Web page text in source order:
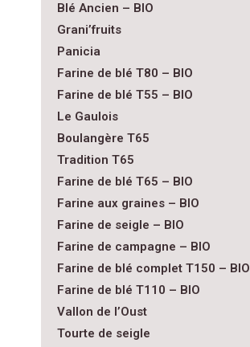
Blé Ancien – BIO
Grani’fruits
Panicia
Farine de blé T80 – BIO
Farine de blé T55 – BIO
Le Gaulois
Boulangère T65
Tradition T65
Farine de blé T65 – BIO
Farine aux graines – BIO
Farine de seigle – BIO
Farine de campagne – BIO
Farine de blé complet T150 – BIO
Farine de blé T110 – BIO
Vallon de l’Oust
Tourte de seigle